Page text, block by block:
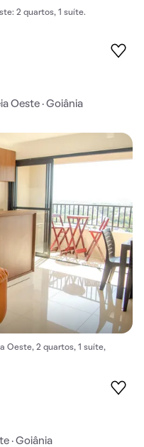
2 quartos, 1 suíte.
Oeste · Goiânia
Oeste, 2 quartos, 1 suíte,
· Goiânia